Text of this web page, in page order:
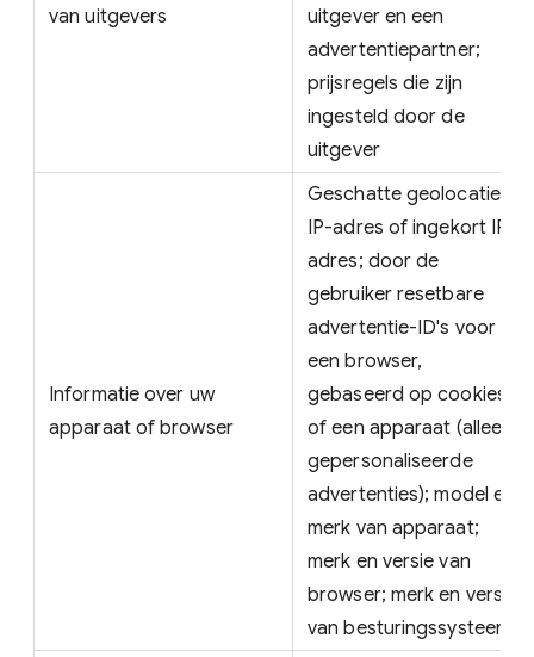
van uitgevers
uitgever en een
advertentiepartner;
prijsregels die zijn
ingesteld door de
uitgever
Informatie over uw
apparaat of browser
Geschatte geolocatie;
IP-adres of ingekort IP-
adres; door de
gebruiker resetbare
advertentie-ID's voor
een browser,
gebaseerd op cookies,
of een apparaat (alleen
gepersonaliseerde
advertenties); model en
merk van apparaat;
merk en versie van
browser; merk en versie
van besturingssysteem